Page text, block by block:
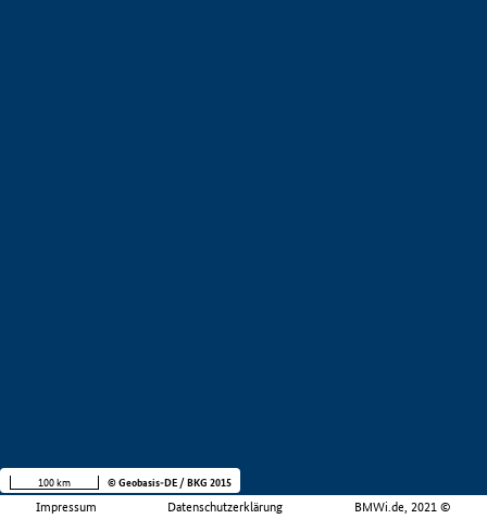
Impressum Datenschutzerklärung BMWi.de, 2021 ©
100 km © Geobasis-DE / BKG 2015